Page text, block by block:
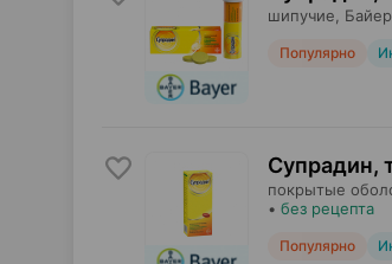
шипучие,
Популярно
Супрадин,
покрытые
• без рецепта
Популярно